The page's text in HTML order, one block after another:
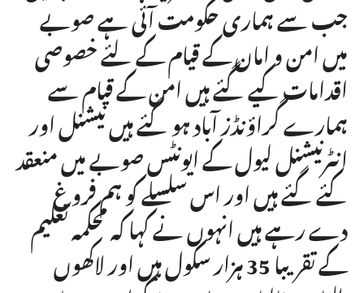
جب سے ہماری حکومت آئی ہے صوبے
میں امن و امان کے قیام کے لئے خصوصی
اقدامات کیے گئے ہیں امن کے قیام سے
ہمارے گراؤنڈز آباد ہو گئے ہیں نیشنل اور
انٹرنیشنل لیول کے ایونٹس صوبے میں منعقد
کئے گئے ہیں اور اس سلسلے کو ہم فروغ
دے رہے ہیں انہوں نے کہا کہ محکمہ تعلیم
کے تقریبا 35 ہزار سکول ہیں اور لاکھوں